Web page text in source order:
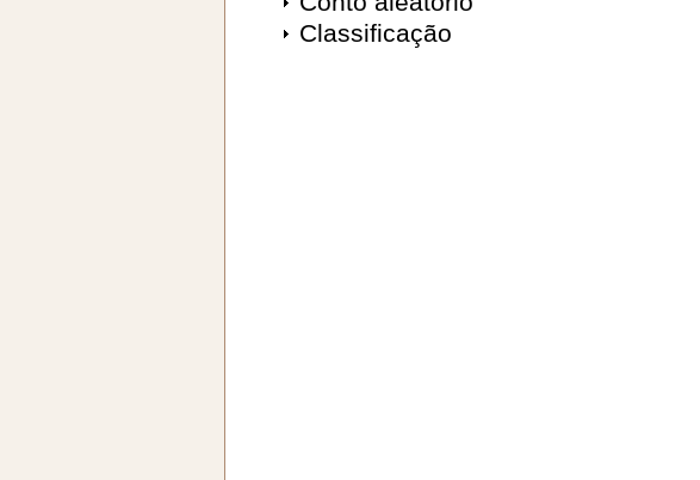
Classificação